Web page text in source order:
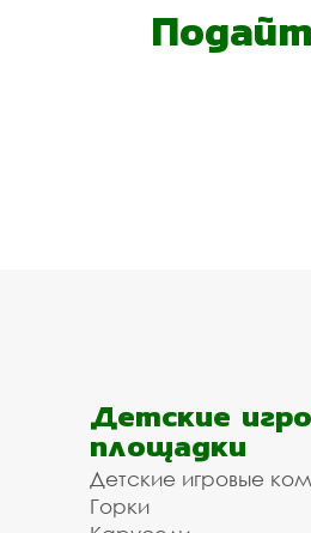
Детские
площадки
Детские игровые
Горки